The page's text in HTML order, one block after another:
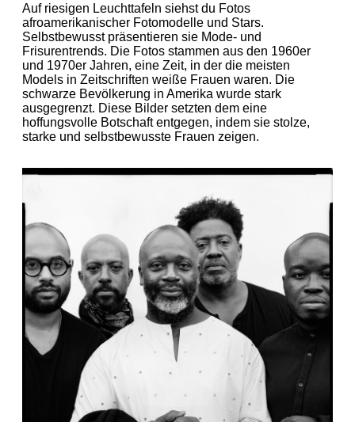
Auf riesigen Leuchttafeln siehst du Fotos
afroamerikanischer Fotomodelle und Stars.
Selbstbewusst präsentieren sie Mode- und
Frisurentrends. Die Fotos stammen aus den 1960er
und 1970er Jahren, eine Zeit, in der die meisten
Models in Zeitschriften weiße Frauen waren. Die
schwarze Bevölkerung in Amerika wurde stark
ausgegrenzt. Diese Bilder setzten dem eine
hoffungsvolle Botschaft entgegen, indem sie stolze,
starke und selbstbewusste Frauen zeigen.